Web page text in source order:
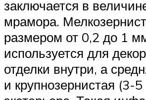
заключается в
мрамора.
размером от 0,2 до 1
используется для
отделки внутри, а
и крупнозернистая (3-